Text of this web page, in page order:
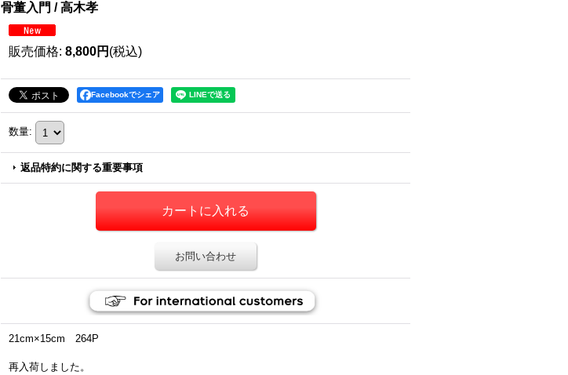
骨董入門 / 高木孝
販売価格: 8,800円 (税込)
Facebookでシェア
数量:
返品特約に関する重要事項
お問い合わせ
21cm×15cm 264P
再入荷しました。